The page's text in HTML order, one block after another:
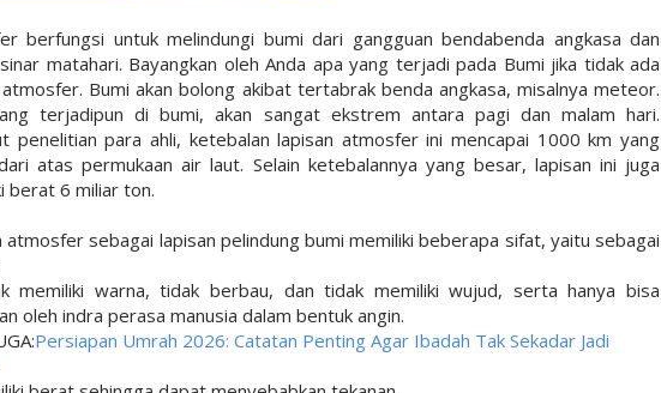
berfungsi untuk melindungi bumi dari gangguan bendabenda angkasa dan
matahari. Bayangkan oleh Anda apa yang terjadi pada Bumi jika tidak ada
Bumi akan bolong akibat tertabrak benda angkasa, misalnya meteor.
terjadipun di bumi, akan sangat ekstrem antara pagi dan malam hari.
penelitian para ahli, ketebalan lapisan atmosfer ini mencapai 1000 km yang
atas permukaan air laut. Selain ketebalannya yang besar, lapisan ini juga
berat 6 miliar ton.
atmosfer sebagai lapisan pelindung bumi memiliki beberapa sifat, yaitu sebagai
memiliki warna, tidak berbau, dan tidak memiliki wujud, serta hanya bisa
oleh indra perasa manusia dalam bentuk angin.
Persiapan Umrah 2026: Catatan Penting Agar Ibadah Tak Sekadar Jadi